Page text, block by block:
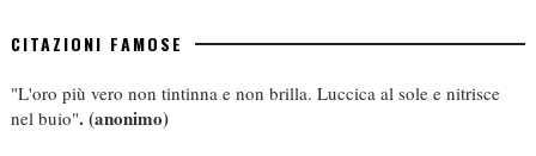
CITAZIONI FAMOSE
"L'oro più vero non tintinna e non brilla. Luccica al sole e nitrisce
nel buio". (anonimo)